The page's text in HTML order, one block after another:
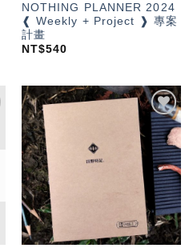
NOTHING PLANNER 2024
❰ Weekly + Project ❱ 專案
計畫
NT$540
加入
「願
望輕
單」